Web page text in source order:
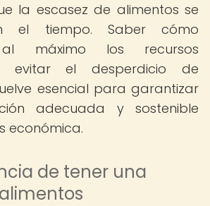
la escasez de alimentos se
el tiempo. Saber cómo
máximo los recursos
evitar el desperdicio de
esencial para garantizar
adecuada y sostenible
económica.
de tener una